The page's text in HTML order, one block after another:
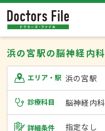
浜の宮駅の脳神経内科
エリア・駅 浜の宮駅
診療科目 脳神経内科
詳細条件 指定なし